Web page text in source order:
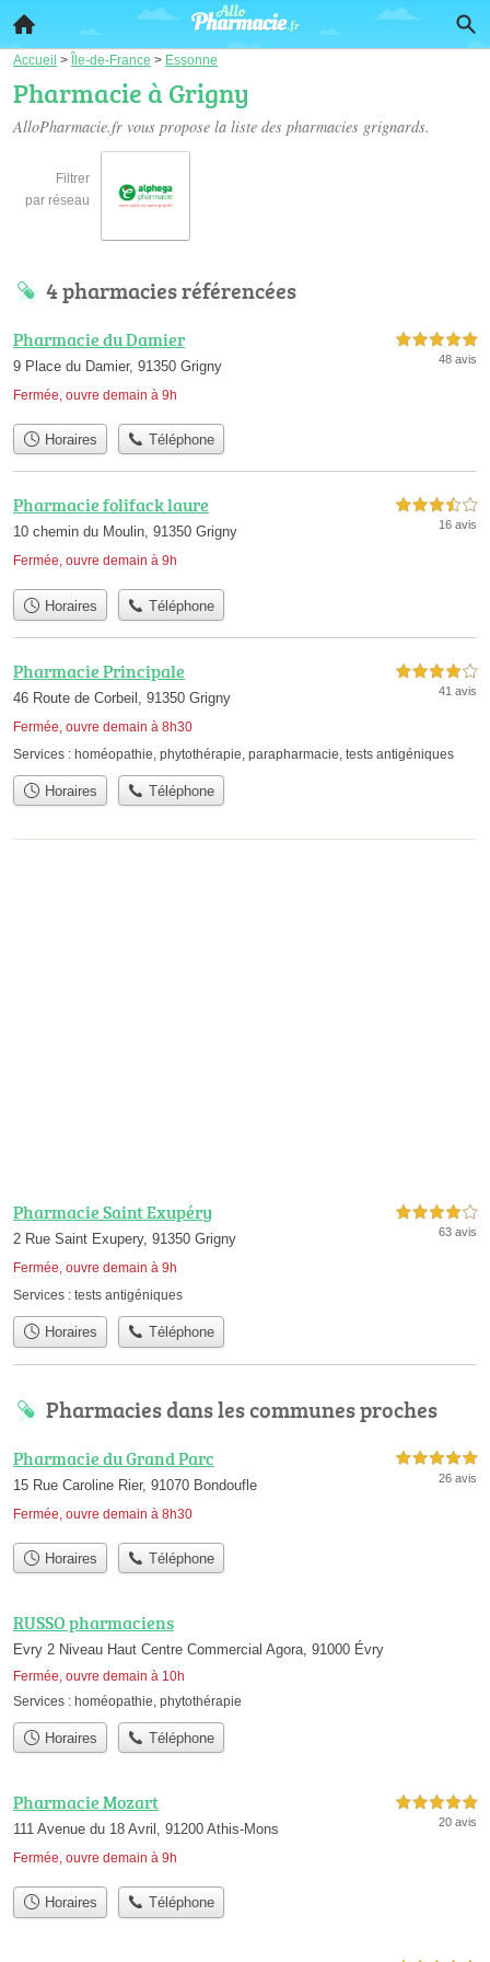
Accueil > Île-de-France > Essonne
Pharmacie à Grigny
AlloPharmacie.fr vous propose la liste des pharmacies grignards.
Filtrer
par réseau
4 pharmacies référencées
Pharmacie du Damier
9 Place du Damier, 91350 Grigny
Fermée, ouvre demain à 9h
5,0 étoiles sur 5
48 avis
Horaires Téléphone
Pharmacie folifack laure
10 chemin du Moulin, 91350 Grigny
Fermée, ouvre demain à 9h
3,5 étoiles sur 5
16 avis
Horaires Téléphone
Pharmacie Principale
46 Route de Corbeil, 91350 Grigny
Fermée, ouvre demain à 8h30
4,0 étoiles sur 5
41 avis
Services : homéopathie phytothérapie parapharmacie tests antigéniques
Horaires Téléphone
Pharmacie Saint Exupéry
2 Rue Saint Exupery, 91350 Grigny
Fermée, ouvre demain à 9h
4,0 étoiles sur 5
63 avis
Services : tests antigéniques
Horaires Téléphone
Pharmacies dans les communes proches
Pharmacie du Grand Parc
15 Rue Caroline Rier, 91070 Bondoufle
Fermée, ouvre demain à 8h30
5,0 étoiles sur 5
26 avis
Horaires Téléphone
RUSSO pharmaciens
Evry 2 Niveau Haut Centre Commercial Agora, 91000 Évry
Fermée, ouvre demain à 10h
Services : homéopathie, phytothérapie
Horaires Téléphone
Pharmacie Mozart
111 Avenue du 18 Avril, 91200 Athis-Mons
Fermée, ouvre demain à 9h
5,0 étoiles sur 5
20 avis
Horaires Téléphone